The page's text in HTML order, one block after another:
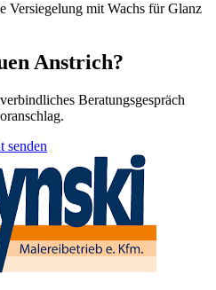
Versiegelung mit Wachs für Glanz
Anstrich?
Beratungsgespräch
senden